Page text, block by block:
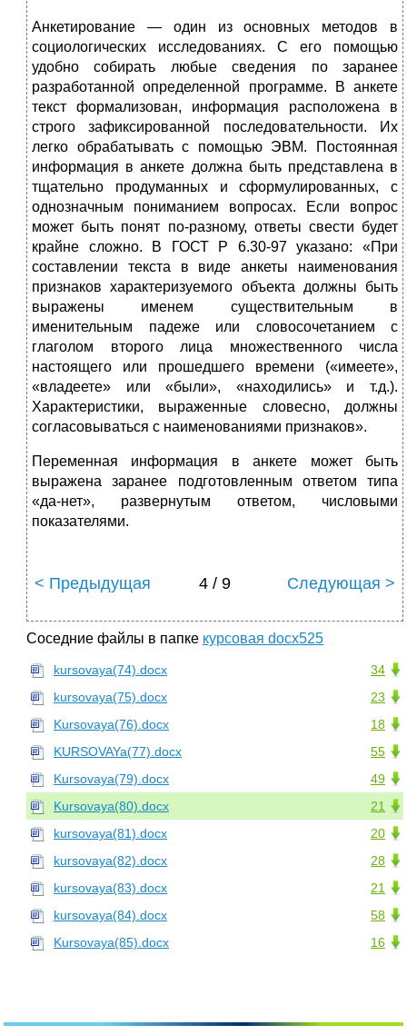
Анкетирование — один из основных методов в
социологи­ческих исследованиях. С его помощью
удобно собирать любые сведения по заранее
разработанной определенной программе. В анкете
текст формализован, информация расположена в
строго зафиксированной последовательности. Их
легко обраба­тывать с помощью ЭВМ. Постоянная
информация в анкете должна быть представлена в
тщательно продуманных и сфор­мулированных, с
однозначным пониманием вопросах. Если вопрос
может быть понят по-разному, ответы свести будет
крайне сложно. В ГОСТ Р 6.30-97 указано: «При
составлении текста в виде анкеты наименования
признаков характеризуе­мого объекта должны быть
выражены именем существитель­ным в
именительным падеже или словосочетанием с
глаголом второго лица множественного числа
настоящего или прошед­шего времени («имеете»,
«владеете» или «были», «находились» и т.д.).
Характеристики, выраженные словесно, должны
согла­совываться с наименованиями признаков».
Переменная информация в анкете может быть
выражена за­ранее подготовленным ответом типа
«да-нет», развернутым от­ветом, числовыми
показателями.
< Предыдущая 4 / 9 Следующая >
Соседние файлы в папке курсовая docx525
34
kursovaya(74).docx
23
kursovaya(75).docx
18
Kursovaya(76).docx
55
KURSOVAYa(77).docx
49
Kursovaya(79).docx
21
Kursovaya(80).docx
20
kursovaya(81).docx
28
kursovaya(82).docx
21
kursovaya(83).docx
58
kursovaya(84).docx
16
Kursovaya(85).docx